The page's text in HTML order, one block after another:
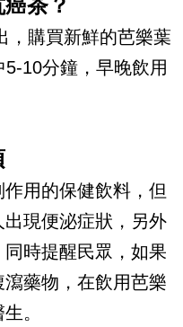
茶？
，購買新鮮的芭樂葉
10分鐘，早晚飲用
用的保健飲料，但
現便泌症狀，另外
時提醒民眾，如果
藥物，在飲用芭樂
。